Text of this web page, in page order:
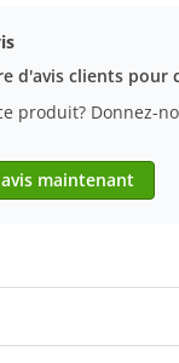
d'avis clients pour
produit? Donnez-
maintenant